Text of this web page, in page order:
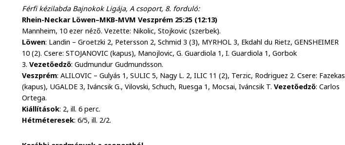
Férfi kézilabda Bajnokok Ligája, A csoport, 8. forduló:
Rhein-Neckar Löwen–MKB-MVM Veszprém 25:25 (12:13)
Mannheim, 10 ezer néző. Vezette: Nikolic, Stojkovic (szerbek).
Löwen: Landin – Groetzki 2, Petersson 2, Schmid 3 (3), MYRHOL 3, Ekdahl du Rietz, GENSHEIMER
10 (2). Csere: STOJANOVIC (kapus), Manojlovic, G. Guardiola 1, I. Guardiola 1, Gorbok
3.Vezetőedző: Gudmundur Gudmundsson.
Veszprém: ALILOVIC – Gulyás 1, SULIC 5, Nagy L. 2, ILIC 11 (2), Terzic, Rodriguez 2. Csere: Fazekas
(kapus), UGALDE 3, Iváncsik G., Vilovski, Schuch, Ruesga 1, Mocsai, Iváncsik T.Vezetőedző: Carlos
Ortega.
Kiállítások: 2, ill. 6 perc.
Hétméteresek: 6/5, ill. 2/2.